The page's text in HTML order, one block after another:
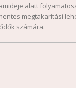
alatt
megtakarítási
számára.